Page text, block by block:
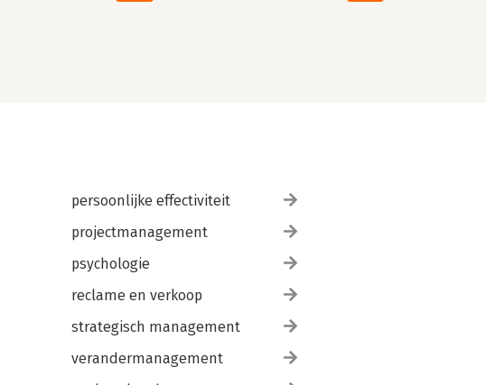
persoonlijke effectiviteit
projectmanagement
psychologie
reclame en verkoop
strategisch management
verandermanagement